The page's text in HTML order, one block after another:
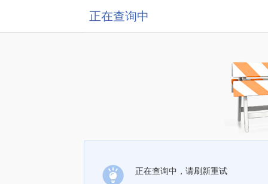
正在查询中
正在查询中，请刷新重试